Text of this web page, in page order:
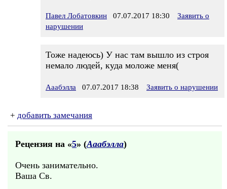
Павел Лобатовкин 07.07.2017 18:30
Заявить о
нарушении
Тоже надеюсь) У нас там вышло из строя
немало людей, куда моложе меня(
Ааабэлла 07.07.2017 18:38 Заявить о нарушении
+ добавить замечания
Рецензия на «5» (Ааабэлла)
Очень занимательно.
Ваша Св.